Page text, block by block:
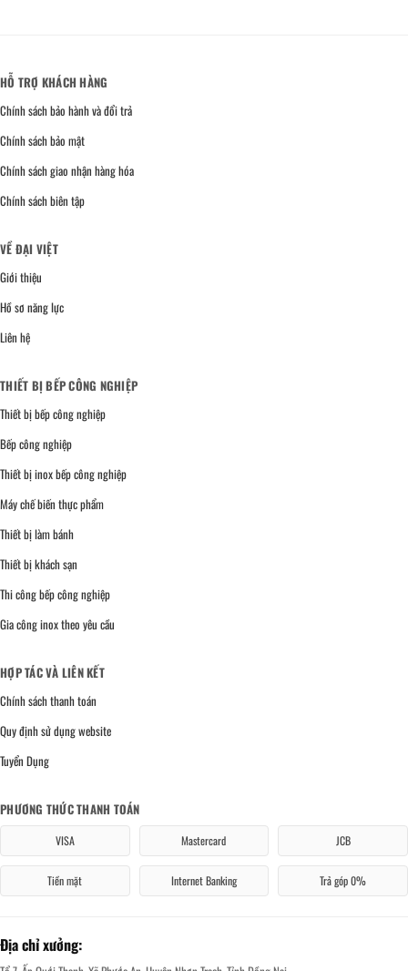
HỖ TRỢ KHÁCH HÀNG
Chính sách bảo hành và đổi trả
Chính sách bảo mật
Chính sách giao nhận hàng hóa
Chính sách biên tập
VỀ ĐẠI VIỆT
Giới thiệu
Hồ sơ năng lực
Liên hệ
THIẾT BỊ BẾP CÔNG NGHIỆP
Thiết bị bếp công nghiệp
Bếp công nghiệp
Thiết bị inox bếp công nghiệp
Máy chế biến thực phẩm
Thiết bị làm bánh
Thiết bị khách sạn
Thi công bếp công nghiệp
Gia công inox theo yêu cầu
HỢP TÁC VÀ LIÊN KẾT
Chính sách thanh toán
Quy định sử dụng website
Tuyển Dụng
PHƯƠNG THỨC THANH TOÁN
VISA Mastercard JCB
Tiền mặt Internet Banking Trả góp 0%
Địa chỉ xưởng: